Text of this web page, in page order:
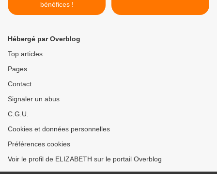
bénéfices !
Hébergé par Overblog
Top articles
Pages
Contact
Signaler un abus
C.G.U.
Cookies et données personnelles
Préférences cookies
Voir le profil de ELIZABETH sur le portail Overblog